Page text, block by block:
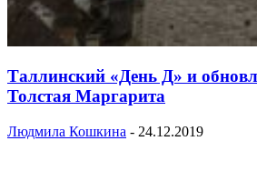
Таллинский «День Д» и
Толстая Маргарита
Людмила Кошкина - 24.12.2019